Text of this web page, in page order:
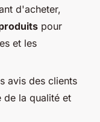
d'acheter,
pour
et les
avis des clients
de la qualité et